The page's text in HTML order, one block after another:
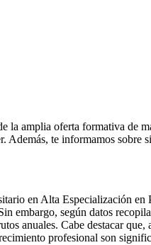
la amplia oferta formativa de
te informamos sobre
en Alta Especialización
embargo, según datos
anuales. Cabe destacar
profesional son